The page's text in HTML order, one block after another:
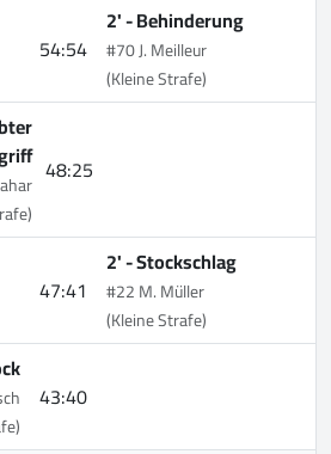
54:54
2' -Behinderung
#70 J. Meilleur
(Kleine Strafe)
48:25
47:41
2' -Stockschlag
#22 M. Müller
(Kleine Strafe)
43:40